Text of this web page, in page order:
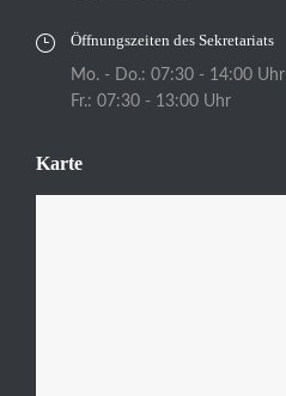
Öffnungszeiten des Sekretariats
Mo. - Do.: 07:30 - 14:00 Uhr
Fr.: 07:30 - 13:00 Uhr
Karte